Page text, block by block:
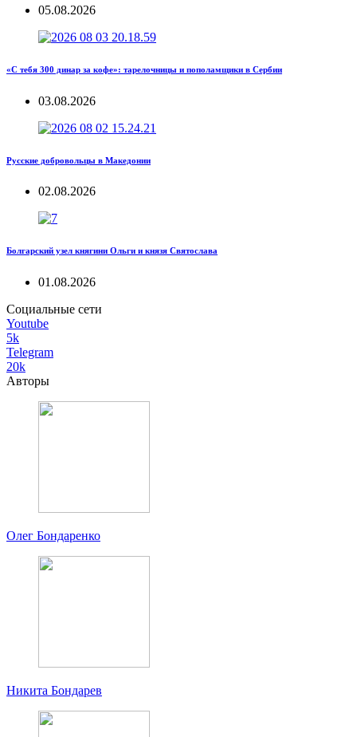
05.08.2026
«С тебя 300 динар за кофе»: тарелочницы и пополамщики в Сербии
03.08.2026
Русские добровольцы в Македонии
02.08.2026
Болгарский узел княгини Ольги и князя Святослава
01.08.2026
Социальные сети
Youtube
5k
Telegram
20k
Авторы
Олег Бондаренко
Никита Бондарев